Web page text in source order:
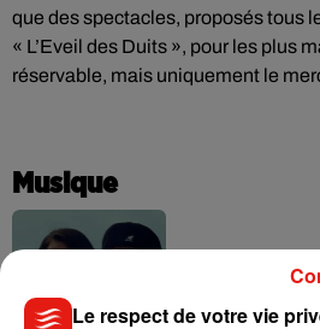
que des spectacles, proposés tous
« L’Eveil des Duits », pour les plus
réservable, mais uniquement le
Musique
5 août 2026
Benny Blanco
Le respect de votre vie